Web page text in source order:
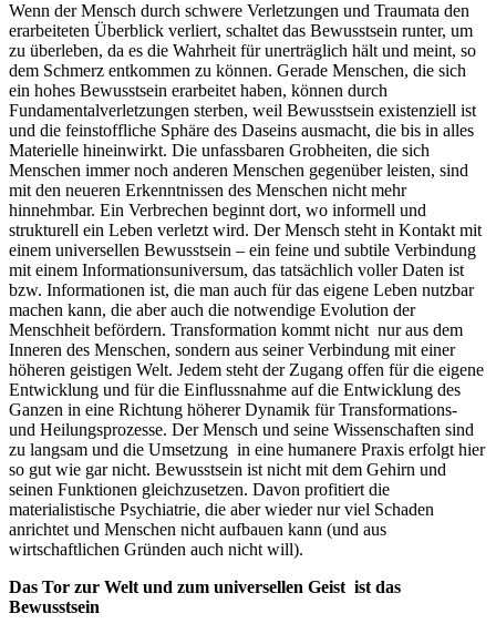
Wenn der Mensch durch schwere Verletzungen und Traumata den
erarbeiteten Überblick verliert, schaltet das Bewusstsein runter, um
zu überleben, da es die Wahrheit für unerträglich hält und meint, so
dem Schmerz entkommen zu können. Gerade Menschen, die sich
ein hohes Bewusstsein erarbeitet haben, können durch
Fundamentalverletzungen sterben, weil Bewusstsein existenziell ist
und die feinstoffliche Sphäre des Daseins ausmacht, die bis in alles
Materielle hineinwirkt. Die unfassbaren Grobheiten, die sich
Menschen immer noch anderen Menschen gegenüber leisten, sind
mit den neueren Erkenntnissen des Menschen nicht mehr
hinnehmbar. Ein Verbrechen beginnt dort, wo informell und
strukturell ein Leben verletzt wird. Der Mensch steht in Kontakt mit
einem universellen Bewusstsein – ein feine und subtile Verbindung
mit einem Informationsuniversum, das tatsächlich voller Daten ist
bzw. Informationen ist, die man auch für das eigene Leben nutzbar
machen kann, die aber auch die notwendige Evolution der
Menschheit befördern. Transformation kommt nicht nur aus dem
Inneren des Menschen, sondern aus seiner Verbindung mit einer
höheren geistigen Welt. Jedem steht der Zugang offen für die eigene
Entwicklung und für die Einflussnahme auf die Entwicklung des
Ganzen in eine Richtung höherer Dynamik für Transformations-
und Heilungsprozesse. Der Mensch und seine Wissenschaften sind
zu langsam und die Umsetzung in eine humanere Praxis erfolgt hier
so gut wie gar nicht. Bewusstsein ist nicht mit dem Gehirn und
seinen Funktionen gleichzusetzen. Davon profitiert die
materialistische Psychiatrie, die aber wieder nur viel Schaden
anrichtet und Menschen nicht aufbauen kann (und aus
wirtschaftlichen Gründen auch nicht will).
Das Tor zur Welt und zum universellen Geist ist das
Bewusstsein